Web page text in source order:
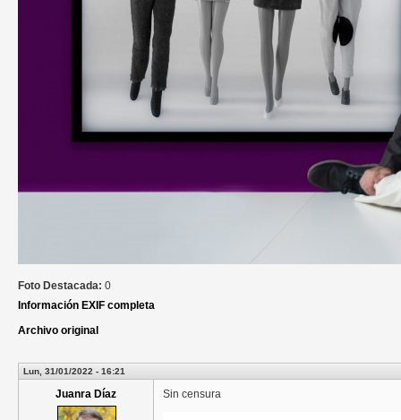
Foto Destacada: 0
Información EXIF completa
Archivo original
Lun, 31/01/2022 - 16:21
Juanra Díaz Sin censura